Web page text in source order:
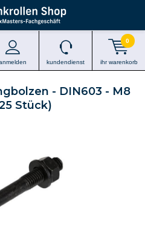
kundendienst ihr warenkorb
0
- DIN603 - M8
Stück)